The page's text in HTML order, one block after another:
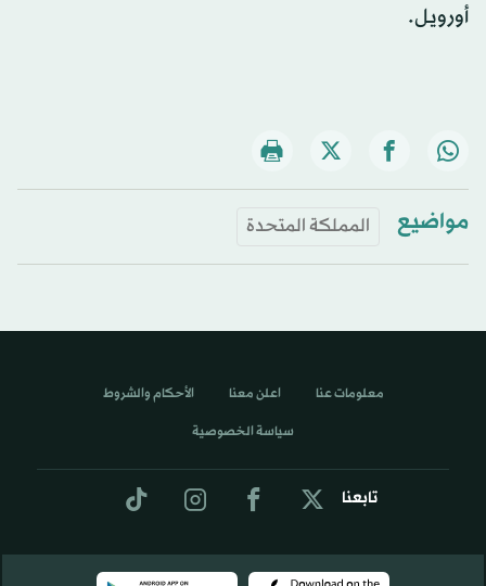
أورويل.
مواضيع المملكة المتحدة
تابعنا
معلومات عنا اعلن معنا الأحكام والشروط
سياسة الخصوصية